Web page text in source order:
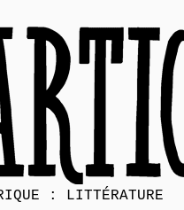
: LITTÉRATURE